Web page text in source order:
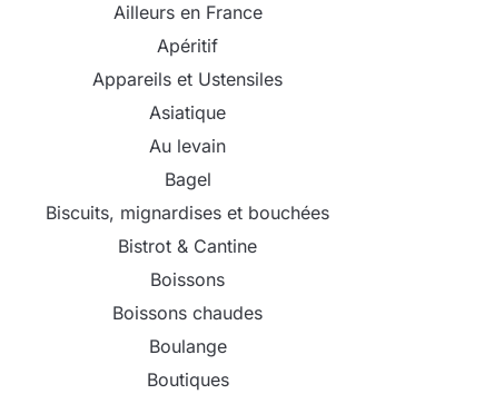
Ailleurs en France
Apéritif
Appareils et Ustensiles
Asiatique
Au levain
Bagel
Biscuits, mignardises et bouchées
Bistrot & Cantine
Boissons
Boissons chaudes
Boulange
Boutiques